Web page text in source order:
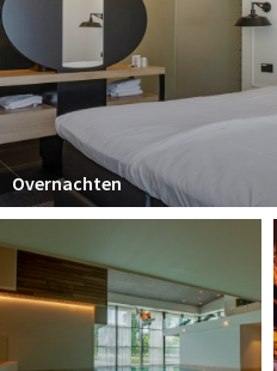
Overnachten